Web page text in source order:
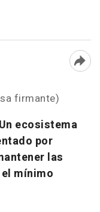
firmante)
Un ecosistema
por
las
mínimo